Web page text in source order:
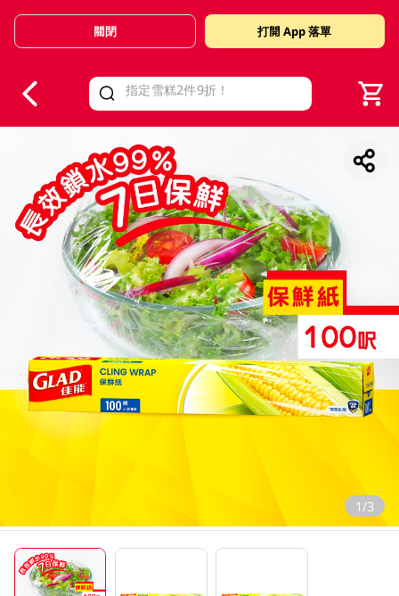
Valid Until 30 June 2026
關閉 打開 App 落單
1/3